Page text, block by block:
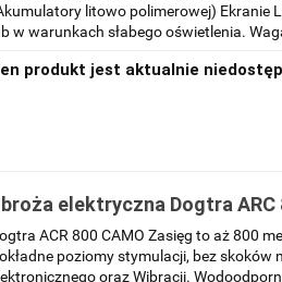
litowo polimerowej) Ekranie
w warunkach słabego oświetlenia.
produkt jest aktualnie
elektryczna Dogtra ARC
ACR 800 CAMO Zasięg to aż 800
poziomy stymulacji, bez
oraz Wibracji.